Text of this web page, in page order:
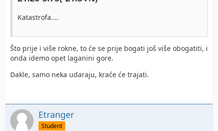
Katastrofa....
Što prije i više rokne, to će se prije bogati još više obogatiti, i
onda idemo opet laganini gore.
Dakle, samo neka udaraju, kraće će trajati.
Etranger
Student